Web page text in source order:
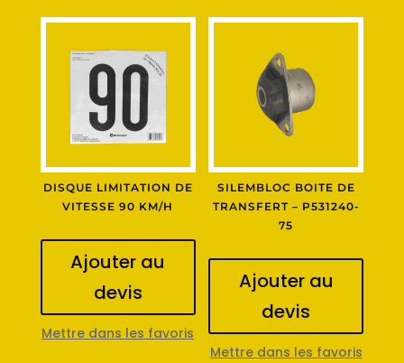
DISQUE LIMITATION DE
VITESSE 90 KM/H
Ajouter au
devis
Mettre dans les favoris
SILEMBLOC BOITE DE
TRANSFERT – P531240-
75
Ajouter au
devis
Mettre dans les favoris